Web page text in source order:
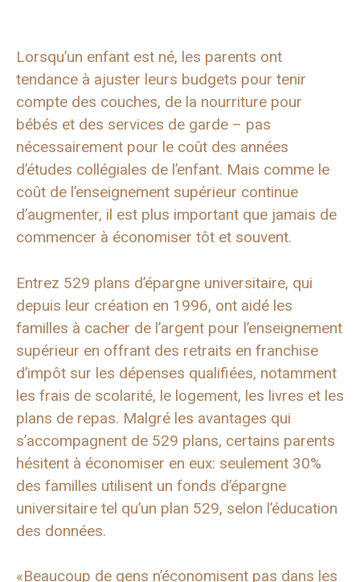
Lorsqu’un enfant est né, les parents ont
tendance à ajuster leurs budgets pour tenir
compte des couches, de la nourriture pour
bébés et des services de garde – pas
nécessairement pour le coût des années
d’études collégiales de l’enfant. Mais comme le
coût de l’enseignement supérieur continue
d’augmenter, il est plus important que jamais de
commencer à économiser tôt et souvent.
Entrez 529 plans d’épargne universitaire, qui
depuis leur création en 1996, ont aidé les
familles à cacher de l’argent pour l’enseignement
supérieur en offrant des retraits en franchise
d’impôt sur les dépenses qualifiées, notamment
les frais de scolarité, le logement, les livres et les
plans de repas. Malgré les avantages qui
s’accompagnent de 529 plans, certains parents
hésitent à économiser en eux: seulement 30%
des familles utilisent un fonds d’épargne
universitaire tel qu’un plan 529, selon l’éducation
des données.
«Beaucoup de gens n’économisent pas dans les